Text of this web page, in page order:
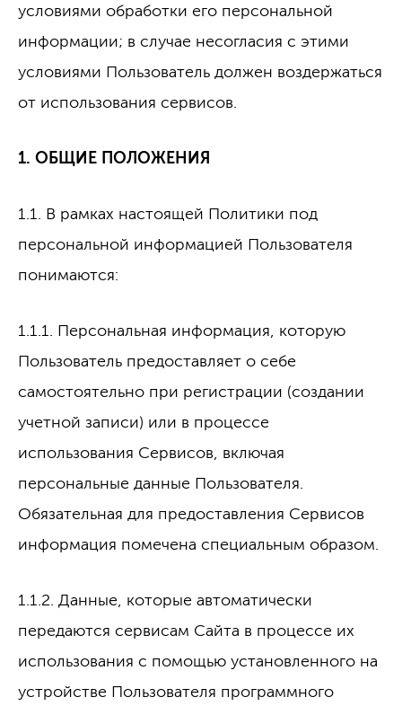
условиями обработки его персональной
информации; в случае несогласия с этими
условиями Пользователь должен воздержаться
от использования сервисов.
1. ОБЩИЕ ПОЛОЖЕНИЯ
1.1. В рамках настоящей Политики под
персональной информацией Пользователя
понимаются:
1.1.1. Персональная информация, которую
Пользователь предоставляет о себе
самостоятельно при регистрации (создании
учетной записи) или в процессе
использования Сервисов, включая
персональные данные Пользователя.
Обязательная для предоставления Сервисов
информация помечена специальным образом.
1.1.2. Данные, которые автоматически
передаются сервисам Сайта в процессе их
использования с помощью установленного на
устройстве Пользователя программного